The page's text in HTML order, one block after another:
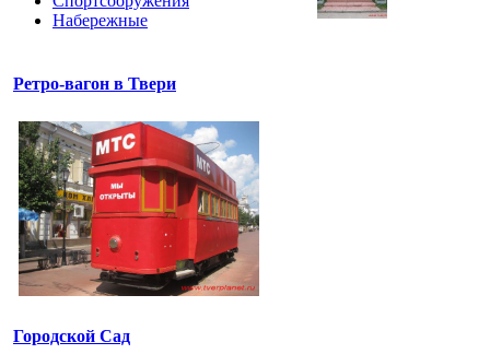
Набережные
Ретро-вагон в Твери
Городской Сад